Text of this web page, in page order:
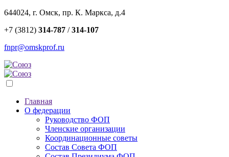
644024, г. Омск, пр. К. Маркса, д.4
+7 (3812) 314-787 /314-107
fnpr@omskprof.ru
Главная
О федерации
Руководство ФОП
Членские организации
Координационные советы
Состав Совета ФОП